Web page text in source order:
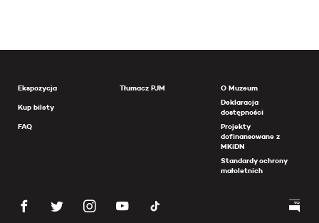
Ekspozycja
Kup bilety
FAQ
Tłumacz PJM
O Muzeum
Deklaracja
dostępności
Projekty
dofinansowane z
MKiDN
Standardy ochrony
małoletnich